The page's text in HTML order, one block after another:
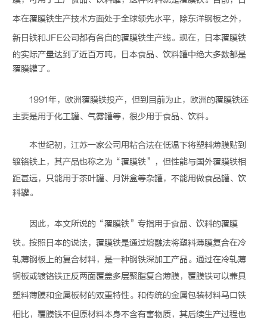
本在覆膜铁生产技术方面处于全球领先水平，除东洋钢板之外，
新日铁和JFE公司都有各自的覆膜铁生产线。现在，日本覆膜铁
的实际产量达到了近百万吨，日本食品、饮料罐中绝大多数都是
覆膜罐了。
1991年，欧洲覆膜铁投产，但到目前为止，欧洲的覆膜铁还
主要是用于化工罐、气雾罐等，很少用于食品、饮料。
本世纪初，江苏一家公司用粘合法在低温下将塑料薄膜贴到
镀铬铁上，其产品也称之为“覆膜铁”，但性能与国外覆膜铁相
距甚远，只能用于茶叶罐、月饼盒等杂罐，不能用做食品罐、饮
料罐。
因此，本文所说的“覆膜铁”专指用于食品、饮料的覆膜
铁。按照日本的说法，覆膜铁是通过熔融法将塑料薄膜复合在冷
轧薄钢板上的复合材料，是一种钢铁深加工产品。通过在冷轧薄
钢板或镀铬铁正反两面覆盖多层聚脂复合薄膜，覆膜铁可以兼具
塑料薄膜和金属板材的双重特性。和传统的金属包装材料马口铁
相比，覆膜铁不但原材料本身不含有害物质，其后续生产过程也